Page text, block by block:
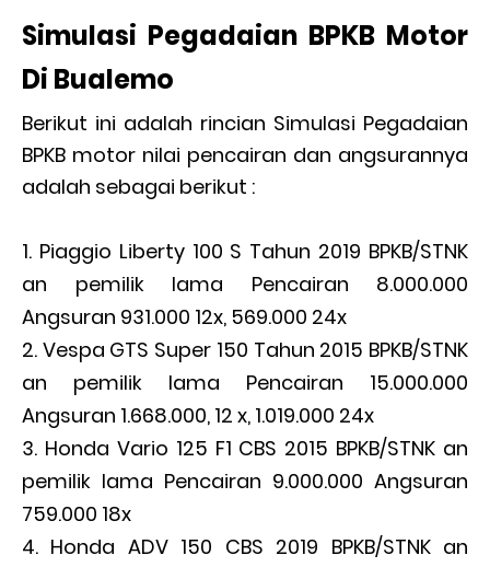
Simulasi Pegadaian BPKB Motor
Di Bualemo
Berikut ini adalah rincian Simulasi Pegadaian
BPKB motor nilai pencairan dan angsurannya
adalah sebagai berikut :
Piaggio Liberty 100 S Tahun 2019 BPKB/STNK
an pemilik lama Pencairan 8.000.000
Angsuran 931.000 12x, 569.000 24x
Vespa GTS Super 150 Tahun 2015 BPKB/STNK
an pemilik lama Pencairan 15.000.000
Angsuran 1.668.000, 12 x, 1.019.000 24x
Honda Vario 125 F1 CBS 2015 BPKB/STNK an
pemilik lama Pencairan 9.000.000 Angsuran
759.000 18x
Honda ADV 150 CBS 2019 BPKB/STNK an